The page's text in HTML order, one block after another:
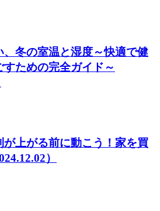
、冬の室温と湿度～快適で健
ための完全ガイド～
が上がる前に動こう！家を買
）